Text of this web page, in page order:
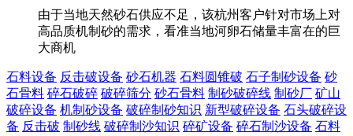
由于当地天然砂石供应不足，该杭州客户针对市场上对
高品质机制砂的需求，看准当地河卵石储量丰富在的巨
大商机
石料设备 反击破设备 砂石机器 石料圆锥破 石子制砂设备 砂
石骨料 碎石破碎 破碎筛分 砂石骨料 制砂破碎线 制砂厂 矿山
破碎设备 机制砂设备 破碎制砂知识 新型破碎设备 石头破碎设
备 反击破 制砂线 破碎制沙知识 碎矿设备 碎石制沙设备 石料